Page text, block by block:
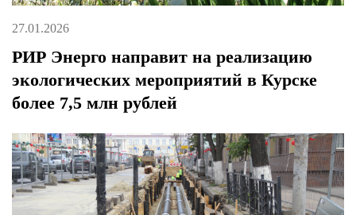
27.01.2026
РИР Энерго направит на реализацию
экологических мероприятий в Курске
более 7,5 млн рублей